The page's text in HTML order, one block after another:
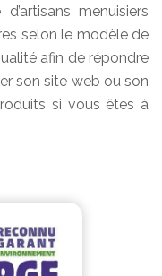
menuisiers
selon le modèle de
afin de répondre
son site web ou son
si vous êtes à